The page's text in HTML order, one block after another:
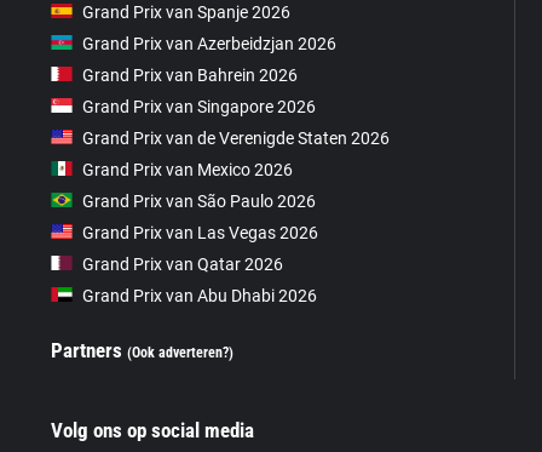
Grand Prix van Spanje 2026
Grand Prix van Azerbeidzjan 2026
Grand Prix van Bahrein 2026
Grand Prix van Singapore 2026
Grand Prix van de Verenigde Staten 2026
Grand Prix van Mexico 2026
Grand Prix van São Paulo 2026
Grand Prix van Las Vegas 2026
Grand Prix van Qatar 2026
Grand Prix van Abu Dhabi 2026
Partners(Ook adverteren?)
Volg ons op social media